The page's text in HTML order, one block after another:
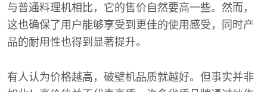
与普通料理机相比，它的售价自然要高一些。然而，
这也确保了用户能够享受到更佳的使用感受，同时产
品的耐用性也得到显著提升。
有人认为价格越高，破壁机品质就越好。但事实并非